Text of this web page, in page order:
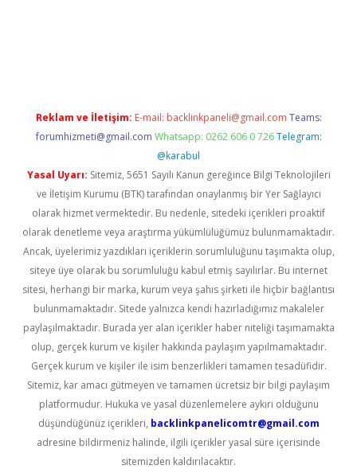
Reklam ve İletişim: E-mail: backlinkpaneli@gmail.com Teams:
forumhizmeti@gmail.com Whatsapp: 0262 606 0 726 Telegram:
@karabul
Yasal Uyarı: Sitemiz, 5651 Sayılı Kanun gereğince Bilgi Teknolojileri
ve İletişim Kurumu (BTK) tarafından onaylanmış bir Yer Sağlayıcı
olarak hizmet vermektedir. Bu nedenle, sitedeki içerikleri proaktif
olarak denetleme veya araştırma yükümlülüğümüz bulunmamaktadır.
Ancak, üyelerimiz yazdıkları içeriklerin sorumluluğunu taşımakta olup,
siteye üye olarak bu sorumluluğu kabul etmiş sayılırlar. Bu internet
sitesi, herhangi bir marka, kurum veya şahıs şirketi ile hiçbir bağlantısı
bulunmamaktadır. Sitede yalnızca kendi hazırladığımız makaleler
paylaşılmaktadır. Burada yer alan içerikler haber niteliği taşımamakta
olup, gerçek kurum ve kişiler hakkında paylaşım yapılmamaktadır.
Gerçek kurum ve kişiler ile isim benzerlikleri tamamen tesadüfidir.
Sitemiz, kar amacı gütmeyen ve tamamen ücretsiz bir bilgi paylaşım
platformudur. Hukuka ve yasal düzenlemelere aykırı olduğunu
düşündüğünüz içerikleri, backlinkpanelicomtr@gmail.com
adresine bildirmeniz halinde, ilgili içerikler yasal süre içerisinde
sitemizden kaldırılacaktır.